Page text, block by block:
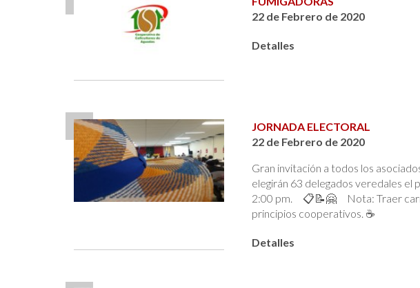
22 de Febrero de 2020
Detalles
JORNADA ELECTORAL
22 de Febrero de 2020
Gran invitación a todos los
elegirán 63 delegados veredales
2:00 pm. 📋📝🤗 Nota: Traer
principios cooperativos. ☕️
Detalles